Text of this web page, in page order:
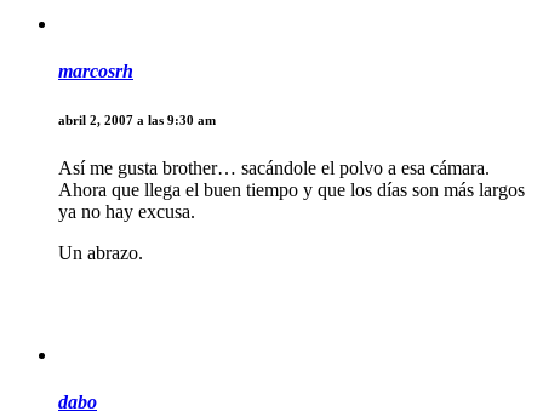
marcosrh
abril 2, 2007 a las 9:30 am
Así me gusta brother… sacándole el polvo a esa cámara.
Ahora que llega el buen tiempo y que los días son más largos
ya no hay excusa.
Un abrazo.
dabo